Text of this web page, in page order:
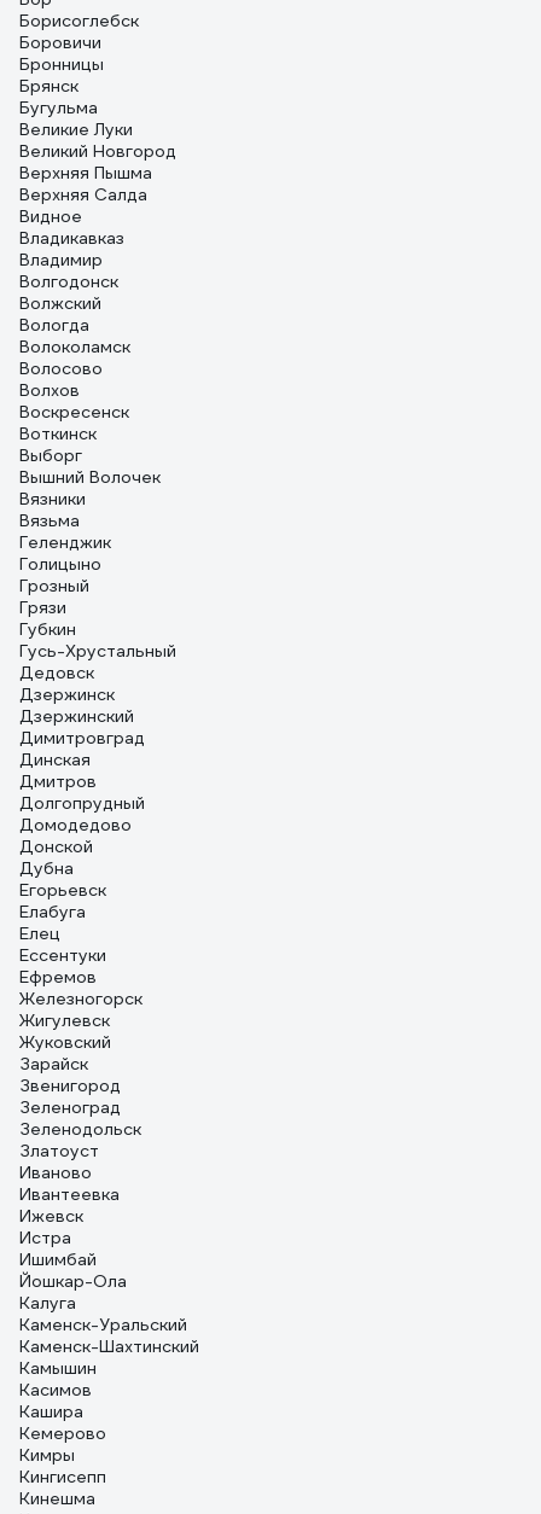
Борисоглебск
Боровичи
Бронницы
Брянск
Бугульма
Великие Луки
Великий Новгород
Верхняя Пышма
Верхняя Салда
Видное
Владикавказ
Владимир
Волгодонск
Волжский
Вологда
Волоколамск
Волосово
Волхов
Воскресенск
Воткинск
Выборг
Вышний Волочек
Вязники
Вязьма
Геленджик
Голицыно
Грозный
Грязи
Губкин
Гусь-Хрустальный
Дедовск
Дзержинск
Дзержинский
Димитровград
Динская
Дмитров
Долгопрудный
Домодедово
Донской
Дубна
Егорьевск
Елабуга
Елец
Ессентуки
Ефремов
Железногорск
Жигулевск
Жуковский
Зарайск
Звенигород
Зеленоград
Зеленодольск
Златоуст
Иваново
Ивантеевка
Ижевск
Истра
Ишимбай
Йошкар-Ола
Калуга
Каменск-Уральский
Каменск-Шахтинский
Камышин
Касимов
Кашира
Кемерово
Кимры
Кингисепп
Кинешма